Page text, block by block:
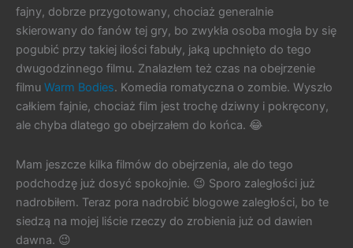
fajny, dobrze przygotowany, chociaż generalnie
skierowany do fanów tej gry, bo zwykła osoba mogła by się
pogubić przy takiej ilości fabuły, jaką upchnięto do tego
dwugodzinnego filmu. Znalazłem też czas na obejrzenie
filmu Warm Bodies. Komedia romatyczna o zombie. Wyszło
całkiem fajnie, chociaż film jest trochę dziwny i pokręcony,
ale chyba dlatego go obejrzałem do końca. 😂
Mam jeszcze kilka filmów do obejrzenia, ale do tego
podchodzę już dosyć spokojnie. 😉 Sporo zaległości już
nadrobiłem. Teraz pora nadrobić blogowe zaległości, bo te
siedzą na mojej liście rzeczy do zrobienia już od dawien
dawna. 😉